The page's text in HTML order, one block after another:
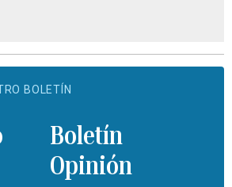
BOLETÍN
Boletín
Opinión